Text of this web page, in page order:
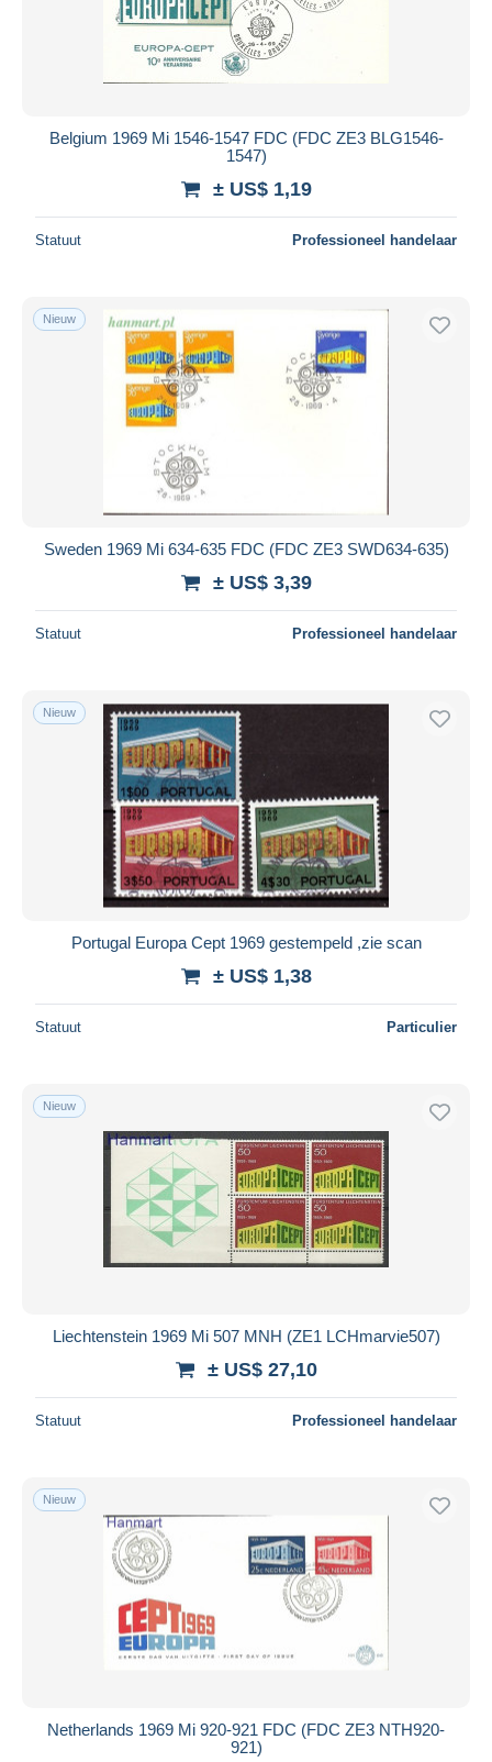
Belgium 1969 Mi 1546-1547 FDC (FDC ZE3 BLG1546-
1547)
± US$ 1,19
Statuut Professioneel handelaar
Nieuw
Sweden 1969 Mi 634-635 FDC (FDC ZE3 SWD634-635)
± US$ 3,39
Statuut Professioneel handelaar
Nieuw
Portugal Europa Cept 1969 gestempeld ,zie scan
± US$ 1,38
Statuut Particulier
Nieuw
Liechtenstein 1969 Mi 507 MNH (ZE1 LCHmarvie507)
± US$ 27,10
Statuut Professioneel handelaar
Nieuw
Netherlands 1969 Mi 920-921 FDC (FDC ZE3 NTH920-
921)